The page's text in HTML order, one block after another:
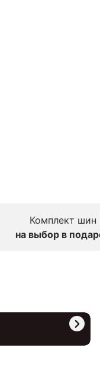
Комплект шин
на выбор в